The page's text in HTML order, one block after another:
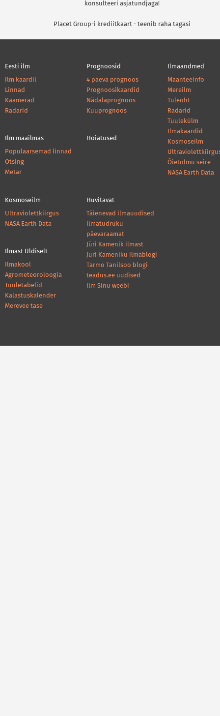
konsulteeri asjatundjaga!
Placet Group-i krediitkaart - teenib raha tagasi
Eesti ilm
Ilm kaardil
Linnad
Kaamerad
Radarid
Ilm maailmas
Populaarsemad linnad
Otsing
Metar
Prognoosid
4 päeva prognoos
Prognoosikaardid
Nädalaprognoos
Kuuprognoos
Hoiatused
Ilmaandmed
Maanteeinfo
Mereilm
Tuleoht
Radarid
Tuulekülm
Ilmakaardid
Kosmoseilm
Õietolmu seire
NASA Earth Data
Kosmoseilm
Ultraviolettkiirgus
NASA Earth Data
Ilmast Üldiselt
Ilmakool
Agrometeoroloogia
Tuuletabelid
Kalastuskalender
Merevee tase
Huvitavat
Täienevad ilmauudised
Ilmatüdruku
päevaraamat
Jüri Kamenik ilmast
Jüri Kameniku ilmablogi
Tarmo Tanilsoo blogi
teadus.ee uudised
Ilm Sinu weebi